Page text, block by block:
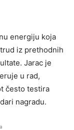
energiju koja
iz prethodnih
Jarac je
u rad,
često testira
nagradu.